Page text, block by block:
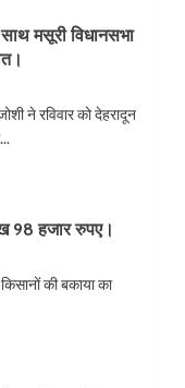
मसूरी विधानसभा
ने रविवार को देहरादून
98 हजार रुपए।
की बकाया का